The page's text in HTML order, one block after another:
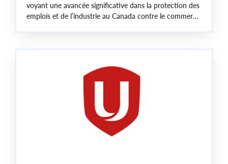
voyant une avancée significative dans la protection des
emplois et de l’industrie au Canada contre le commerce